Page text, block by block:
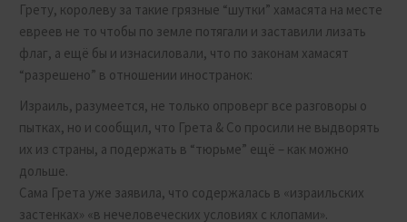
Грету, королеву за такие грязные “шутки” хамасята на месте
евреев не то чтобы по земле потягали и заставили лизать
флаг, а ещё бы и изнасиловали, что по законам хамасят
“разрешено” в отношении иностранок:
Израиль, разумеется, не только опроверг все разговоры о
пытках, но и сообщил, что Грета & Со просили не выдворять
их из страны, а подержать в “тюрьме” ещё – как можно
дольше.
Сама Грета уже заявила, что содержалась в «израильских
застенках» «в нечеловеческих условиях с клопами».